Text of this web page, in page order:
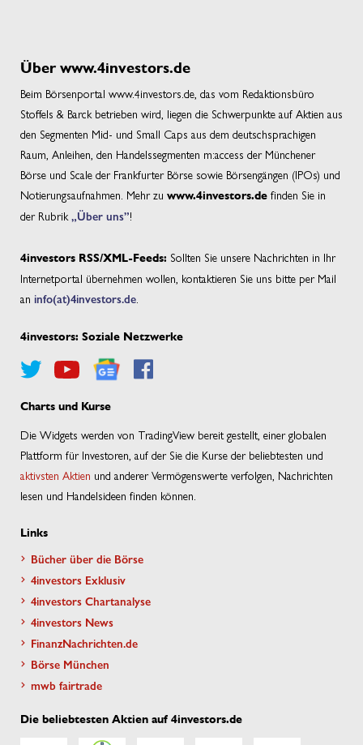
Über www.4investors.de
Beim Börsenportal www.4investors.de, das vom Redaktionsbüro
Stoffels & Barck betrieben wird, liegen die Schwerpunkte auf Aktien aus
den Segmenten Mid- und Small Caps aus dem deutschsprachigen
Raum, Anleihen, den Handelssegmenten m:access der Münchener
Börse und Scale der Frankfurter Börse sowie Börsengängen (IPOs) und
Notierungsaufnahmen. Mehr zu www.4investors.de finden Sie in
der Rubrik„Über uns”!
4investors RSS/XML-Feeds: Sollten Sie unsere Nachrichten in Ihr
Internetportal übernehmen wollen, kontaktieren Sie uns bitte per Mail
an info(at)4investors.de.
4investors: Soziale Netzwerke
Charts und Kurse
Die Widgets werden von TradingView bereit gestellt, einer globalen
Plattform für Investoren, auf der Sie die Kurse der beliebtesten und
aktivsten Aktien und anderer Vermögenswerte verfolgen, Nachrichten
lesen und Handelsideen finden können.
Links
Bücher über die Börse
4investors Exklusiv
4investors Chartanalyse
4investors News
FinanzNachrichten.de
Börse München
mwb fairtrade
Die beliebtesten Aktien auf 4investors.de